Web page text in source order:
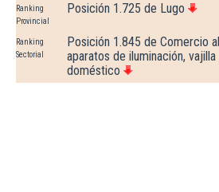
Ranking
Provincial
Posición 1.725 de Lugo
Ranking
Sectorial
Posición 1.845 de Comercio
aparatos de iluminación,
doméstico